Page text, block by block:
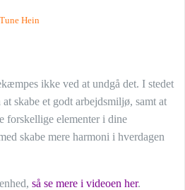
Tune Hein
ikke ved at undgå det. I stedet
skabe et godt arbejdsmiljø, samt at
forskellige elementer i dine
skabe mere harmoni i hverdagen
så se mere i videoen her.